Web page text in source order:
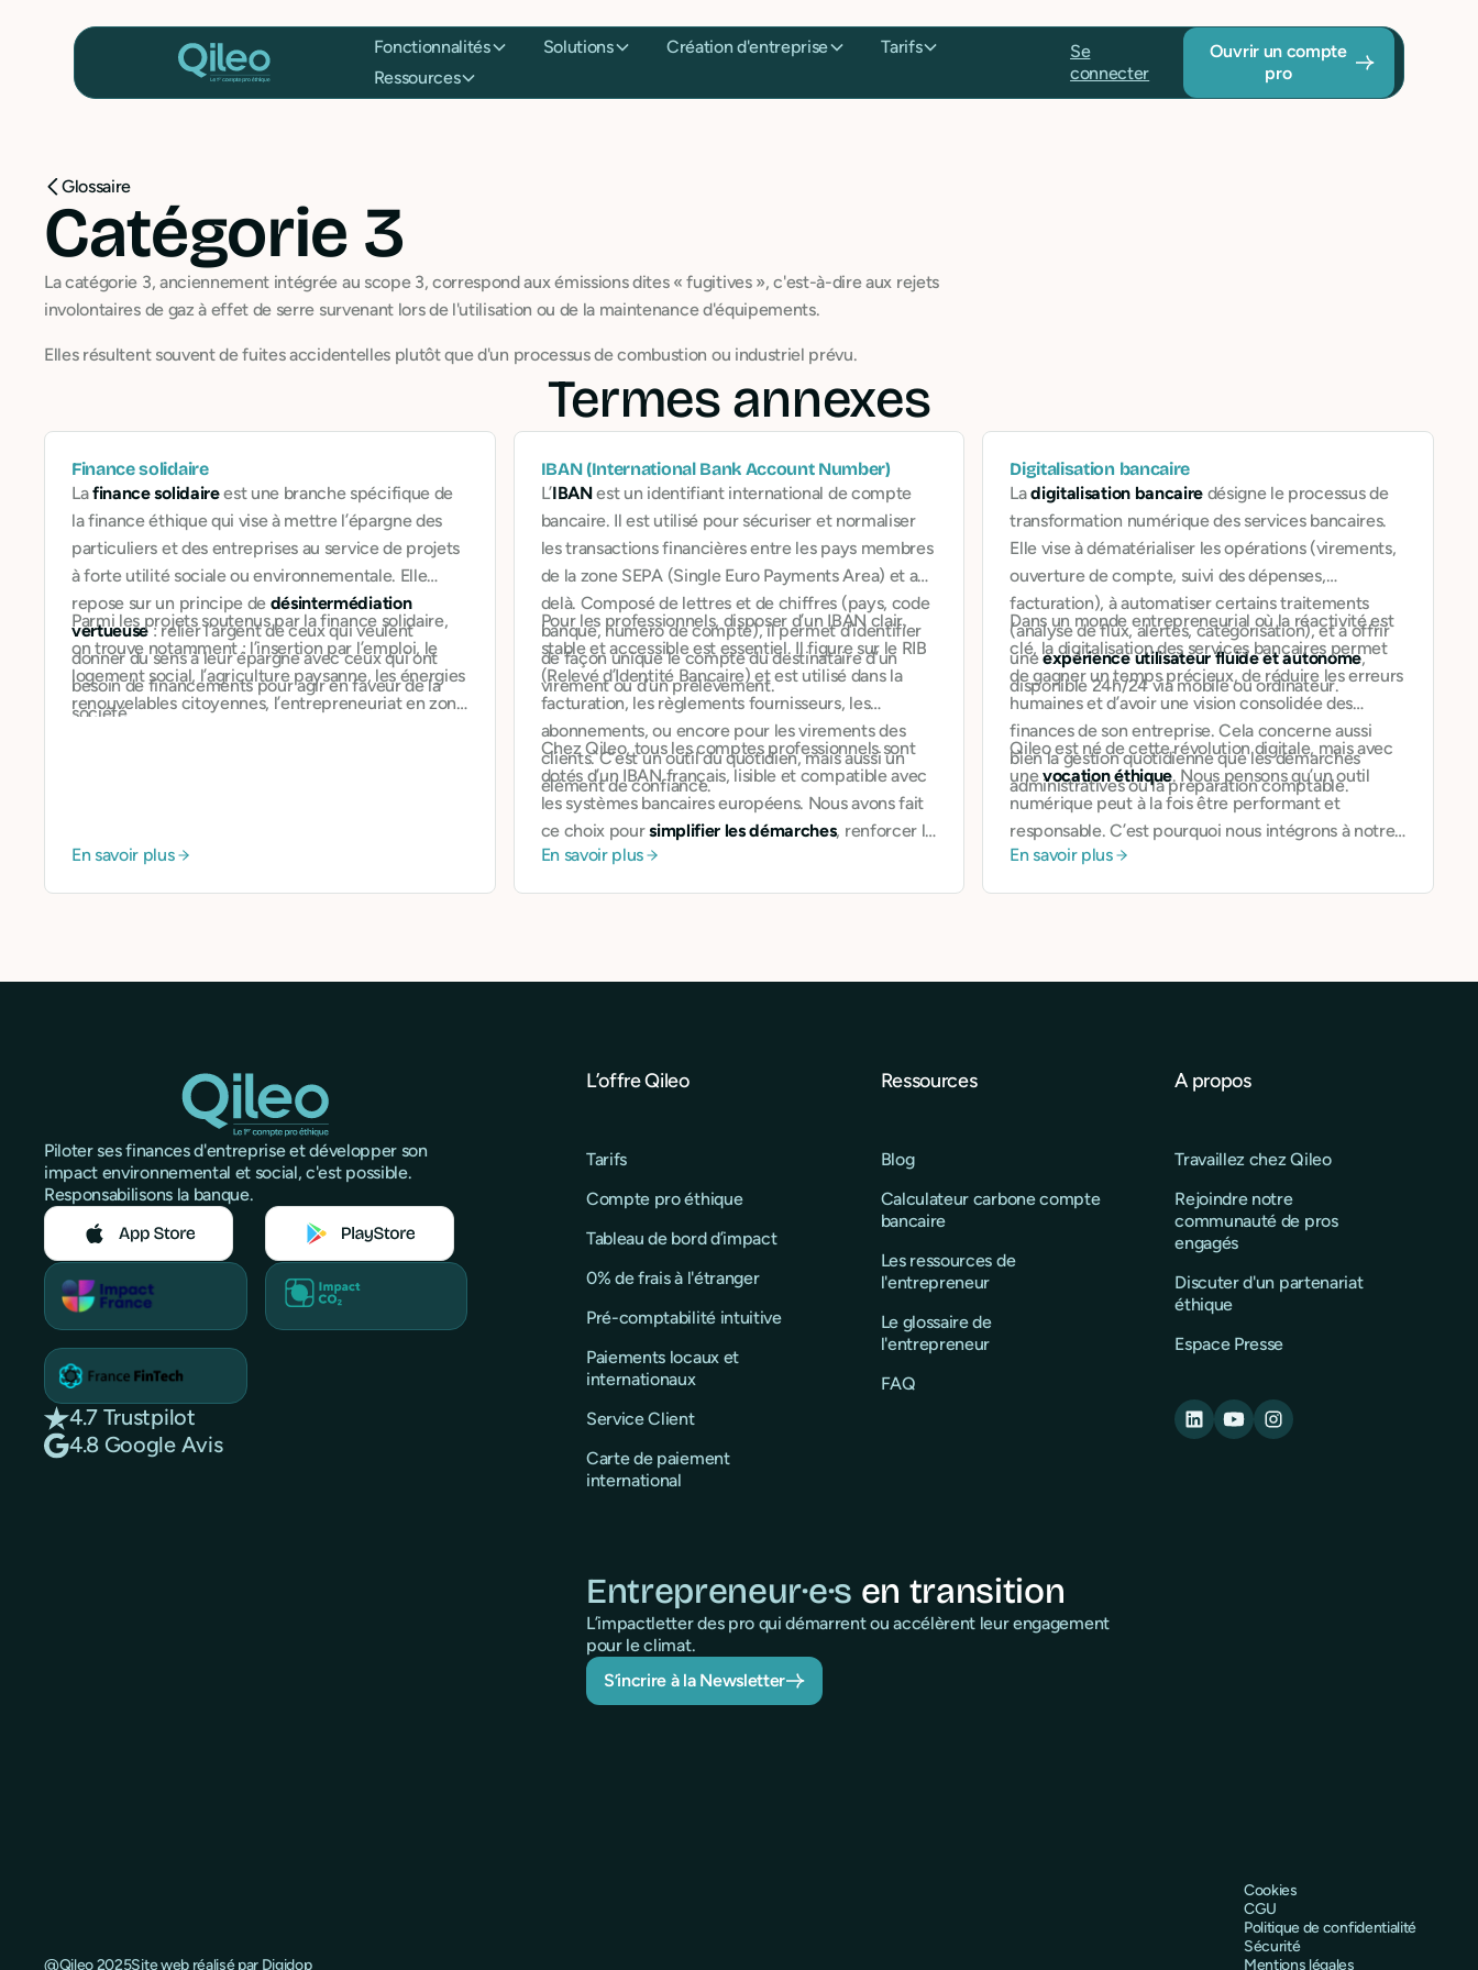
Fonctionnalités Solutions Création d'entreprise
Tarifs
Ressources
Se
connecter
Ouvrir un compte
pro
Glossaire
Catégorie 3
La catégorie 3, anciennement intégrée au scope 3, correspond aux émissions dites « fugitives », c'est-à-dire aux rejets
involontaires de gaz à effet de serre survenant lors de l'utilisation ou de la maintenance d'équipements.
Elles résultent souvent de fuites accidentelles plutôt que d'un processus de combustion ou industriel prévu.
Termes annexes
Finance solidaire
Lafinance solidaireest une branche spécifique de
la finance éthique qui vise à mettre l’épargne des
particuliers et des entreprises au service de projets
à forte utilité sociale ou environnementale. Elle
repose sur un principe de désintermédiation
vertueuse: relier l’argent de ceux qui veulent
donner du sens à leur épargne avec ceux qui ont
besoin de financements pour agir en faveur de la
société.
Parmi les projets soutenus par la finance solidaire,
on trouve notamment : l’insertion par l’emploi, le
logement social, l’agriculture paysanne, les énergies
renouvelables citoyennes, l’entrepreneuriat en zone
En savoir plus
IBAN (International Bank Account Number)
L’IBANest un identifiant international de compte
bancaire. Il est utilisé pour sécuriser et normaliser
les transactions financières entre les pays membres
de la zone SEPA (Single Euro Payments Area) et au-
delà. Composé de lettres et de chiffres (pays, code
banque, numéro de compte), il permet d’identifier
de façon unique le compte du destinataire d’un
virement ou d’un prélèvement.
Pour les professionnels, disposer d’un IBAN clair,
stable et accessible est essentiel. Il figure sur le RIB
(Relevé d’Identité Bancaire) et est utilisé dans la
facturation, les règlements fournisseurs, les
abonnements, ou encore pour les virements des
clients. C’est un outil du quotidien, mais aussi un
élément de confiance.
Chez Qileo, tous les comptes professionnels sont
dotés d’un IBAN français, lisible et compatible avec
les systèmes bancaires européens. Nous avons fait
ce choix poursimplifier les démarches, renforcer la
crédibilité de nos utilisateurs auprès de leurs
En savoir plus
Digitalisation bancaire
Ladigitalisation bancairedésigne le processus de
transformation numérique des services bancaires.
Elle vise à dématérialiser les opérations (virements,
ouverture de compte, suivi des dépenses,
facturation), à automatiser certains traitements
(analyse de flux, alertes, catégorisation), et à offrir
uneexpérience utilisateur fluide et autonome,
disponible 24h/24 via mobile ou ordinateur.
Dans un monde entrepreneurial où la réactivité est
clé, la digitalisation des services bancaires permet
de gagner un temps précieux, de réduire les erreurs
humaines et d’avoir une vision consolidée des
finances de son entreprise. Cela concerne aussi
bien la gestion quotidienne que les démarches
administratives ou la préparation comptable.
Qileo est né de cette révolution digitale, mais avec
unevocation éthique. Nous pensons qu’un outil
numérique peut à la fois être performant et
responsable. C’est pourquoi nous intégrons à notre
solution des fonctions d’aide à la prise de décision,
En savoir plus
Piloter ses finances d'entreprise et développer son
impact environnemental et social, c'est possible.
Responsabilisons la banque.
4.7 Trustpilot
4.8 Google Avis
L’offre Qileo
Tarifs
Compte pro éthique
Tableau de bord d’impact
0% de frais à l'étranger
Pré-comptabilité intuitive
Paiements locaux et
internationaux
Service Client
Carte de paiement
international
Ressources
Blog
Calculateur carbone compte
bancaire
Les ressources de
l'entrepreneur
Le glossaire de
l'entrepreneur
FAQ
A propos
Travaillez chez Qileo
Rejoindre notre
communauté de pros
engagés
Discuter d'un partenariat
éthique
Espace Presse
Entrepreneur·e·s en transition
L’impactletter des pro qui démarrent ou accélèrent leur engagement
pour le climat.
S’incrire à la Newsletter
@Qileo 2025Site web réalisé par Digidop
Cookies
CGU
Politique de confidentialité
Sécurité
Mentions légales